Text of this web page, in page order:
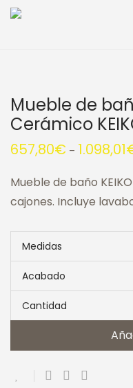
Mueble de
Cerámico
657,80€ – 1.098,01
Mueble de baño
cajones. Incluye
Medidas
Acabado
Cantidad